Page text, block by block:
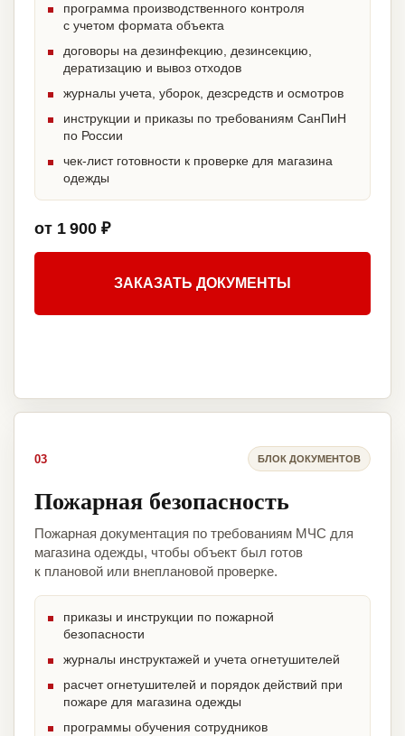
программа производственного контроля
с учетом формата объекта
договоры на дезинфекцию, дезинсекцию,
дератизацию и вывоз отходов
журналы учета, уборок, дезсредств и осмотров
инструкции и приказы по требованиям СанПиН
по России
чек-лист готовности к проверке для магазина
одежды
от 1 900 ₽
ЗАКАЗАТЬ ДОКУМЕНТЫ
03 БЛОК ДОКУМЕНТОВ
Пожарная безопасность
Пожарная документация по требованиям МЧС для
магазина одежды, чтобы объект был готов
к плановой или внеплановой проверке.
приказы и инструкции по пожарной
безопасности
журналы инструктажей и учета огнетушителей
расчет огнетушителей и порядок действий при
пожаре для магазина одежды
программы обучения сотрудников